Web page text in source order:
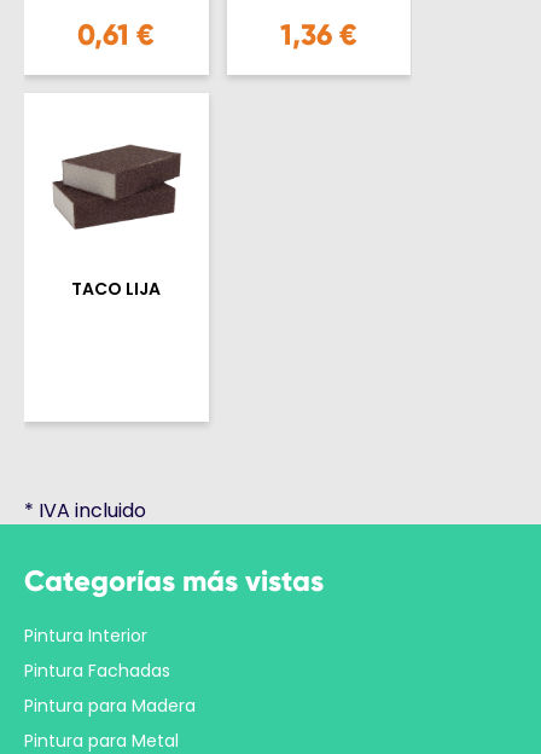
0,61 € 1,36 €
TACO LIJA
* IVA incluido
Categorías más vistas
Pintura Interior
Pintura Fachadas
Pintura para Madera
Pintura para Metal